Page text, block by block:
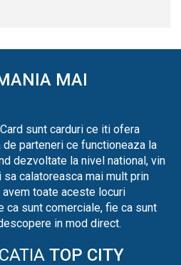
MAI
sunt carduri ce iti ofera
parteneri ce functioneaza la
dezvoltate la nivel national, vin
sa calatoreasca mai mult prin
toate aceste locuri
sunt comerciale, fie ca sunt
in mod direct.
TOP CITY